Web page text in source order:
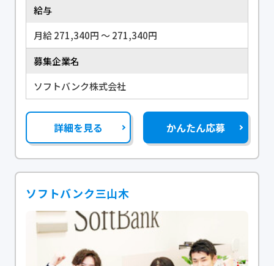
給与
月給 271,340円 〜 271,340円
募集企業名
ソフトバンク株式会社
詳細を見る かんたん応募
ソフトバンク三山木